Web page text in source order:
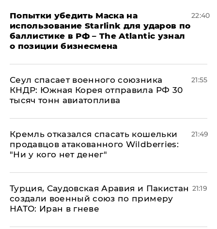
Попытки убедить Маска на
использование Starlink для ударов по
баллистике в РФ – The Atlantic узнал
о позиции бизнесмена
22:40
​Сеул спасает военного союзника
КНДР: Южная Корея отправила РФ 30
тысяч тонн авиатоплива
21:55
Кремль отказался спасать кошельки
продавцов атакованного Wildberries:
"Ни у кого нет денег"
21:49
Турция, Саудовская Аравия и Пакистан
создали военный союз по примеру
НАТО: Иран в гневе
21:19